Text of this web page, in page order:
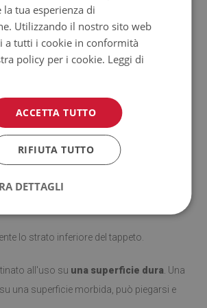
le proprietà antiscivolo;
pulire, resistente alle macchie e
causati dall'uso dovuto al trascorrere
non sono soggetti a reclami.
cura del prodotto?
umido —non usare prodotti chimici
lo strato inferiore del tappeto.
all'uso su una superficie dura . Una
una superficie morbida, può piegarsi e
tua esperienza di
Utilizzando il nostro sito web
a tutti i cookie in conformità
policy per i cookie. Leggi di
ACCETTA TUTTO
RIFIUTA TUTTO
DETTAGLI